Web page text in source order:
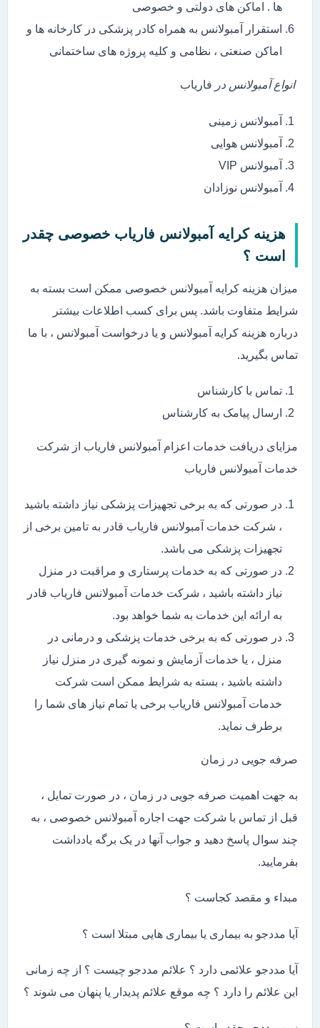
ها . اماکن های دولتی و خصوصی
استقرار آمبولانس به همراه کادر پزشکی در کارخانه ها و
اماکن صنعتی ، نظامی و کلیه پروژه های ساختمانی
انواع آمبولانس در فاریاب
آمبولانس زمینی
آمبولانس هوایی
آمبولانس VIP
آمبولانس نوزادان
هزینه کرایه آمبولانس فاریاب خصوصی چقدر
است ؟
میزان هزینه کرایه آمبولانس خصوصی ممکن است بسته به
شرایط متفاوت باشد. پس برای کسب اطلاعات بیشتر
درباره هزینه کرایه آمبولانس و یا درخواست آمبولانس ، با ما
تماس بگیرید.
تماس با کارشناس
ارسال پیامک به کارشناس
مزایای دریافت خدمات اعزام آمبولانس فاریاب از شرکت
خدمات آمبولانس فاریاب
در صورتی که به برخی تجهیزات پزشکی نیاز داشته باشید
، شرکت خدمات آمبولانس فاریاب قادر به تامین برخی از
تجهیزات پزشکی می باشد.
در صورتی که به خدمات پرستاری و مراقبت در منزل
نیاز داشته باشید ، شرکت خدمات آمبولانس فاریاب قادر
به ارائه این خدمات به شما خواهد بود.
در صورتی که به برخی خدمات پزشکی و درمانی در
منزل ، یا خدمات آزمایش و نمونه گیری در منزل نیاز
داشته باشید ، بسته به شرایط ممکن است شرکت
خدمات آمبولانس فاریاب برخی یا تمام نیاز های شما را
برطرف نماید.
صرفه جویی در زمان
به جهت اهمیت صرفه جویی در زمان ، در صورت تمایل ،
قبل از تماس با شرکت جهت اجاره آمبولانس خصوصی ، به
چند سوال پاسخ دهید و جواب آنها در یک برگه یادداشت
بفرمایید.
مبداء و مقصد کجاست ؟
آیا مددجو به بیماری یا بیماری هایی مبتلا است ؟
آیا مددجو علائمی دارد ؟ علائم مددجو چیست ؟ از چه زمانی
این علائم را دارد ؟ چه موقع علائم پدیدار یا پنهان می شوند ؟